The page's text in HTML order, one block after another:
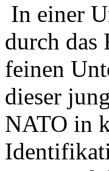
In einer
durch das
feinen
dieser
NATO in